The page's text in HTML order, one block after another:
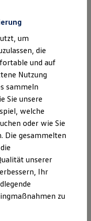
Nutzfahrzeuge
Co. KG
HRA 202850
Starke
HRB
um
die
und auf
Nutzung
sammeln
Sie unsere
welche
oder wie Sie
Die gesammelten
unserer
Ihr
zu